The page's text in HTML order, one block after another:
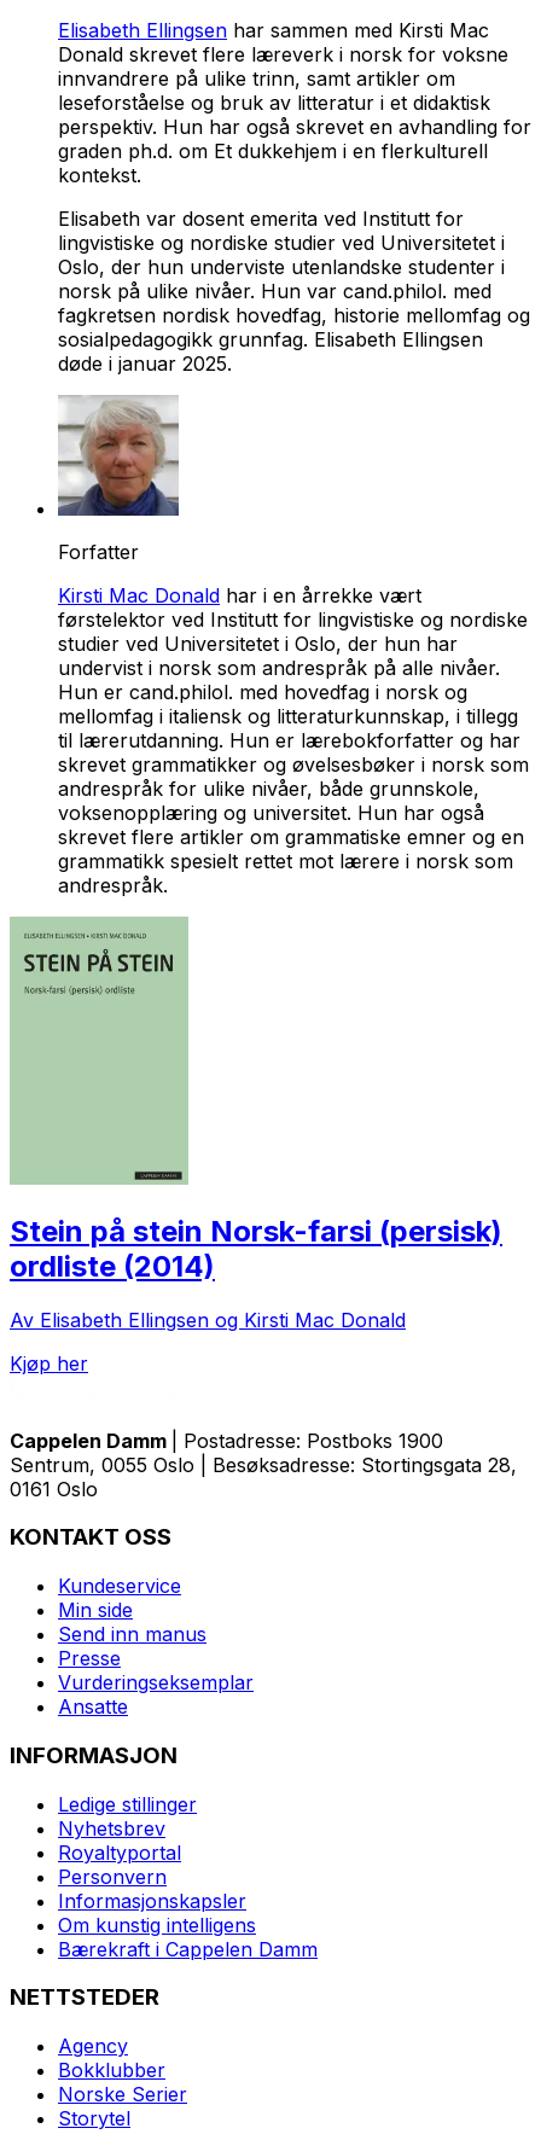
Elisabeth Ellingsen har sammen med Kirsti Mac
Donald skrevet flere læreverk i norsk for voksne
innvandrere på ulike trinn, samt artikler om
leseforståelse og bruk av litteratur i et didaktisk
perspektiv. Hun har også skrevet en avhandling for
graden ph.d. om Et dukkehjem i en flerkulturell
kontekst.
Elisabeth var dosent emerita ved Institutt for
lingvistiske og nordiske studier ved Universitetet i
Oslo, der hun underviste utenlandske studenter i
norsk på ulike nivåer. Hun var cand.philol. med
fagkretsen nordisk hovedfag, historie mellomfag og
sosialpedagogikk grunnfag. Elisabeth Ellingsen
døde i januar 2025.
Forfatter
Kirsti Mac Donald har i en årrekke vært
førstelektor ved Institutt for lingvistiske og nordiske
studier ved Universitetet i Oslo, der hun har
undervist i norsk som andrespråk på alle nivåer.
Hun er cand.philol. med hovedfag i norsk og
mellomfag i italiensk og litteraturkunnskap, i tillegg
til lærerutdanning. Hun er lærebokforfatter og har
skrevet grammatikker og øvelsesbøker i norsk som
andrespråk for ulike nivåer, både grunnskole,
voksenopplæring og universitet. Hun har også
skrevet flere artikler om grammatiske emner og en
grammatikk spesielt rettet mot lærere i norsk som
andrespråk.
Stein på stein Norsk-farsi (persisk)
ordliste (2014)
Av Elisabeth Ellingsen og Kirsti Mac Donald
Kjøp her
Cappelen Damm
| Postadresse: Postboks 1900
Sentrum, 0055 Oslo | Besøksadresse: Stortingsgata 28,
0161 Oslo
KONTAKT OSS
Kundeservice
Min side
Send inn manus
Presse
Vurderingseksemplar
Ansatte
INFORMASJON
Ledige stillinger
Nyhetsbrev
Royaltyportal
Personvern
Informasjonskapsler
Om kunstig intelligens
Bærekraft i Cappelen Damm
NETTSTEDER
Agency
Bokklubber
Norske Serier
Storytel